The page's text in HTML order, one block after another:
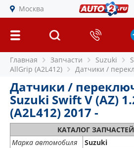
Москва
Главная Запчасти Suzuki
AllGrip (A2L412)
Датчики /
Датчики /
Suzuki Swift V (AZ)
(A2L412) 2017 -
КАТАЛОГ
Марка автомобиля
Suzuki